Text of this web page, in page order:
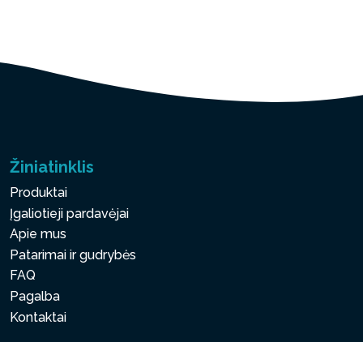
Žiniatinklis
Produktai
Įgaliotieji pardavėjai
Apie mus
Patarimai ir gudrybės
FAQ
Pagalba
Kontaktai